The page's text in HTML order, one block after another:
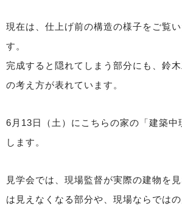
現在は、仕上げ前の構造の様子をご覧
す。
完成すると隠れてしまう部分にも、鈴
の考え方が表れています。
6月13日（土）にこちらの家の「建築中
します。
見学会では、現場監督が実際の建物を
は見えなくなる部分や、現場ならでは